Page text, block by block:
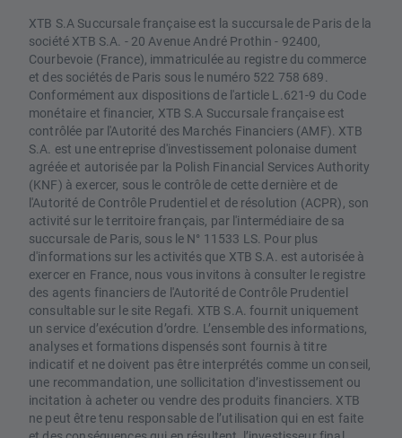
XTB S.A Succursale française est la succursale de Paris de la
société XTB S.A. - 20 Avenue André Prothin - 92400,
Courbevoie (France), immatriculée au registre du commerce
et des sociétés de Paris sous le numéro 522 758 689.
Conformément aux dispositions de l'article L.621-9 du Code
monétaire et financier, XTB S.A Succursale française est
contrôlée par l'Autorité des Marchés Financiers (AMF). XTB
S.A. est une entreprise d'investissement polonaise dument
agréée et autorisée par la Polish Financial Services Authority
(KNF) à exercer, sous le contrôle de cette dernière et de
l'Autorité de Contrôle Prudentiel et de résolution (ACPR), son
activité sur le territoire français, par l'intermédiaire de sa
succursale de Paris, sous le N° 11533 LS. Pour plus
d'informations sur les activités que XTB S.A. est autorisée à
exercer en France, nous vous invitons à consulter le registre
des agents financiers de l'Autorité de Contrôle Prudentiel
consultable sur le site Regafi. XTB S.A. fournit uniquement
un service d’exécution d’ordre. L’ensemble des informations,
analyses et formations dispensés sont fournis à titre
indicatif et ne doivent pas être interprétés comme un conseil,
une recommandation, une sollicitation d’investissement ou
incitation à acheter ou vendre des produits financiers. XTB
ne peut être tenu responsable de l’utilisation qui en est faite